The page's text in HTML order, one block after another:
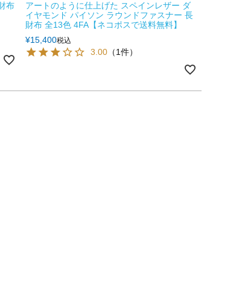
布
アートのように仕上げた スペインレザー ダ
イヤモンド パイソン ラウンドファスナー 長
財布 全13色 4FA【ネコポスで送料無料】
¥15,400税込
3.00 （1件）